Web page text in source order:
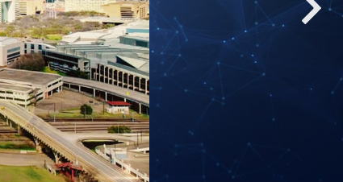
Megoldások a drogokra
Gyerekek
Eszközök a munkahelyen
Az etika és az állapotok
Az elnyomás oka